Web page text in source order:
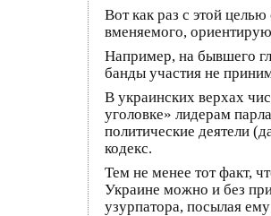
Вот как раз с этой
вменяемого,
Например, на бывшего
банды участия не
В украинских верхах
уголовке» лидерам
политические деятели
кодекс.
Тем не менее тот факт,
Украине можно и без
узурпатора, посылая